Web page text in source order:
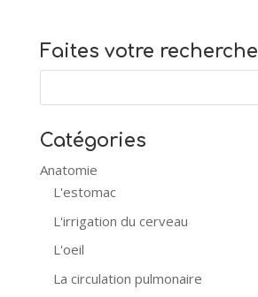
Faites votre recherche
Catégories
Anatomie
L'estomac
L'irrigation du cerveau
L'oeil
La circulation pulmonaire